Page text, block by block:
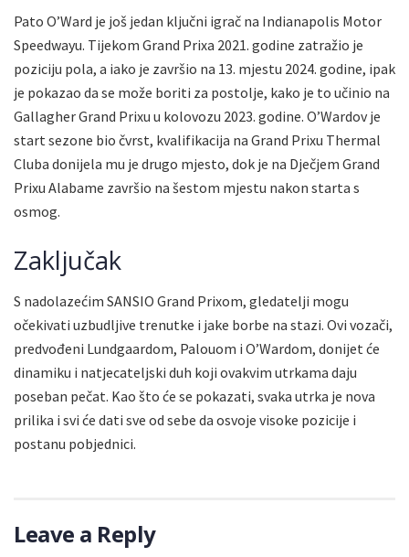
Pato O’Ward je još jedan ključni igrač na Indianapolis Motor
Speedwayu. Tijekom Grand Prixa 2021. godine zatražio je
poziciju pola, a iako je završio na 13. mjestu 2024. godine, ipak
je pokazao da se može boriti za postolje, kako je to učinio na
Gallagher Grand Prixu u kolovozu 2023. godine. O’Wardov je
start sezone bio čvrst, kvalifikacija na Grand Prixu Thermal
Cluba donijela mu je drugo mjesto, dok je na Dječjem Grand
Prixu Alabame završio na šestom mjestu nakon starta s
osmog.
Zaključak
S nadolazećim SANSIO Grand Prixom, gledatelji mogu
očekivati uzbudljive trenutke i jake borbe na stazi. Ovi vozači,
predvođeni Lundgaardom, Palouom i O’Wardom, donijet će
dinamiku i natjecateljski duh koji ovakvim utrkama daju
poseban pečat. Kao što će se pokazati, svaka utrka je nova
prilika i svi će dati sve od sebe da osvoje visoke pozicije i
postanu pobjednici.
Leave a Reply